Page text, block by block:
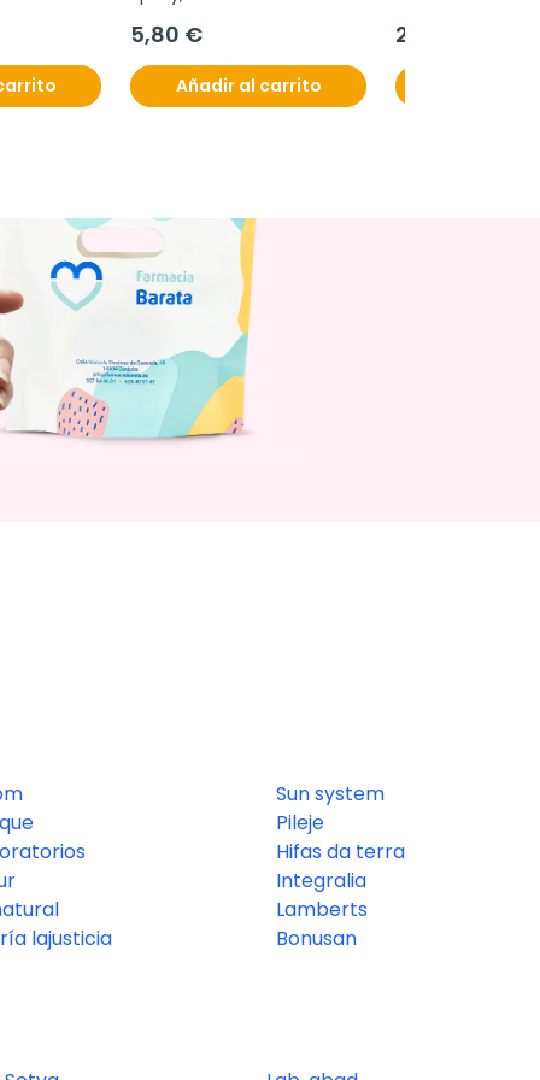
5,80 €
Añadir al carrito
2,60 €
lajusticia
Sun system
Pileje
Hifas da terra
Integralia
Lamberts
Bonusan